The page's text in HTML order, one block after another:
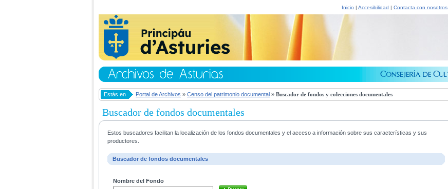
Inicio | Accesibilidad | Contacta con nosotros
Estás en Portal de Archivos » Censo del patrimonio documental » Buscador de fondos y colecciones documentales
Buscador de fondos documentales
Estos buscadores facilitan la localización de los fondos documentales y el acceso a información sobre sus características y sus
productores.
Buscador de fondos documentales
Nombre del Fondo